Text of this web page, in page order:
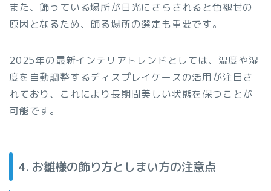
また、飾っている場所が日光にさらされると色褪せの
原因となるため、飾る場所の選定も重要です。
2025年の最新インテリアトレンドとしては、温度や湿
度を自動調整するディスプレイケースの活用が注目さ
れており、これにより長期間美しい状態を保つことが
可能です。
4. お雛様の飾り方としまい方の注意点